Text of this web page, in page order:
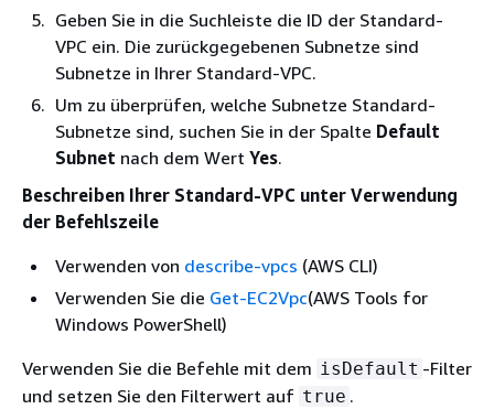
Geben Sie in die Suchleiste die ID der Standard-
VPC ein. Die zurückgegebenen Subnetze sind
Subnetze in Ihrer Standard-VPC.
Um zu überprüfen, welche Subnetze Standard-
Subnetze sind, suchen Sie in der Spalte Default
Subnet nach dem Wert Yes.
Beschreiben Ihrer Standard-VPC unter Verwendung
der Befehlszeile
Verwenden von describe-vpcs (AWS CLI)
Verwenden Sie die Get-EC2Vpc(AWS Tools for
Windows PowerShell)
Verwenden Sie die Befehle mit dem isDefault -Filter
und setzen Sie den Filterwert auf true .